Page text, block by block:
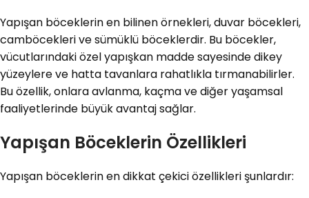
Yapışan böceklerin en bilinen örnekleri, duvar böcekleri,
camböcekleri ve sümüklü böceklerdir. Bu böcekler,
vücutlarındaki özel yapışkan madde sayesinde dikey
yüzeylere ve hatta tavanlara rahatlıkla tırmanabilirler.
Bu özellik, onlara avlanma, kaçma ve diğer yaşamsal
faaliyetlerinde büyük avantaj sağlar.
Yapışan Böceklerin Özellikleri
Yapışan böceklerin en dikkat çekici özellikleri şunlardır: